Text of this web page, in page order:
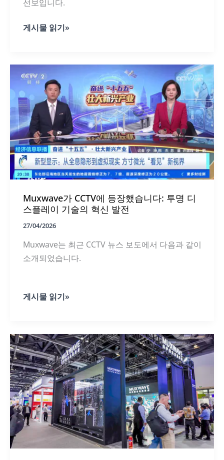
선보입니다.
ICIF
3
개
전
시
장
에
걸
쳐
MUXWAVE
홀
로
그
램
비
저
스
린
이
빛
합
니
게시물 읽기»
Muxwave가 CCTV에 등장했습니다: 투명 디
스플레이 기술의 혁신 발전
27/04/2026
Muxwave는 최근 CCTV 뉴스 보도에서 다음과 같이
소개되었습니다.
Muxwave
등
장
했
습
니
다:
투
명
디
스
플
이
게시물 읽기»